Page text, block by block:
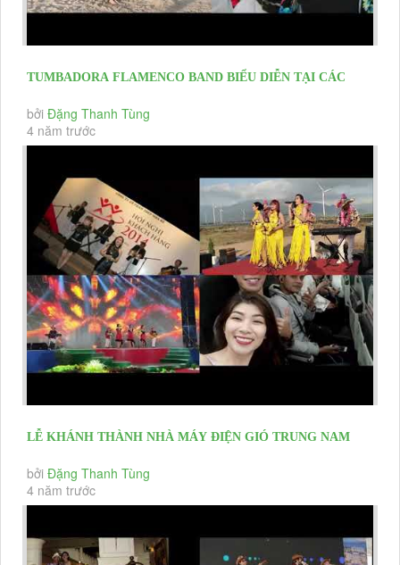
TUMBADORA FLAMENCO BAND BIỂU DIỄN TẠI CÁC
EVENT KHAI TRƯƠNG HỘI NGHỊ...
bởi Đặng Thanh Tùng
4 năm trước
LỄ KHÁNH THÀNH NHÀ MÁY ĐIỆN GIÓ TRUNG NAM
NINH THUẬN BAN NHẠC...
bởi Đặng Thanh Tùng
4 năm trước